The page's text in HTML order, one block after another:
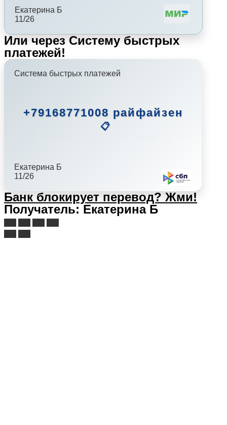
Екатерина Б
11/26
Или через Систему быстрых
платежей!
Система быстрых платежей
+79168771008 райфайзен
📋
Екатерина Б
11/26
Банк блокирует перевод? Жми!
Получатель: Екатерина Б